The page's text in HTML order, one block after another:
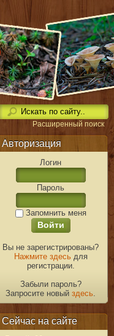
Расширенный поиск
Авторизация
Логин
Пароль
Запомнить меня
Вы не зарегистрированы?
Нажмите здесьдля
регистрации.
Забыли пароль?
Запросите новыйздесь
Сейчас на сайте